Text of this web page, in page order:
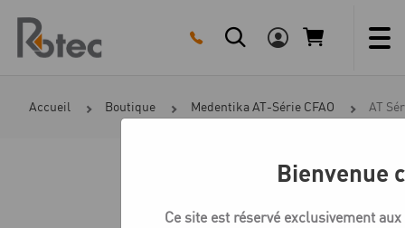
content
Accueil Boutique Medentika AT-Série CFAO AT
Bienvenue
Ce site est réservé exclusivement